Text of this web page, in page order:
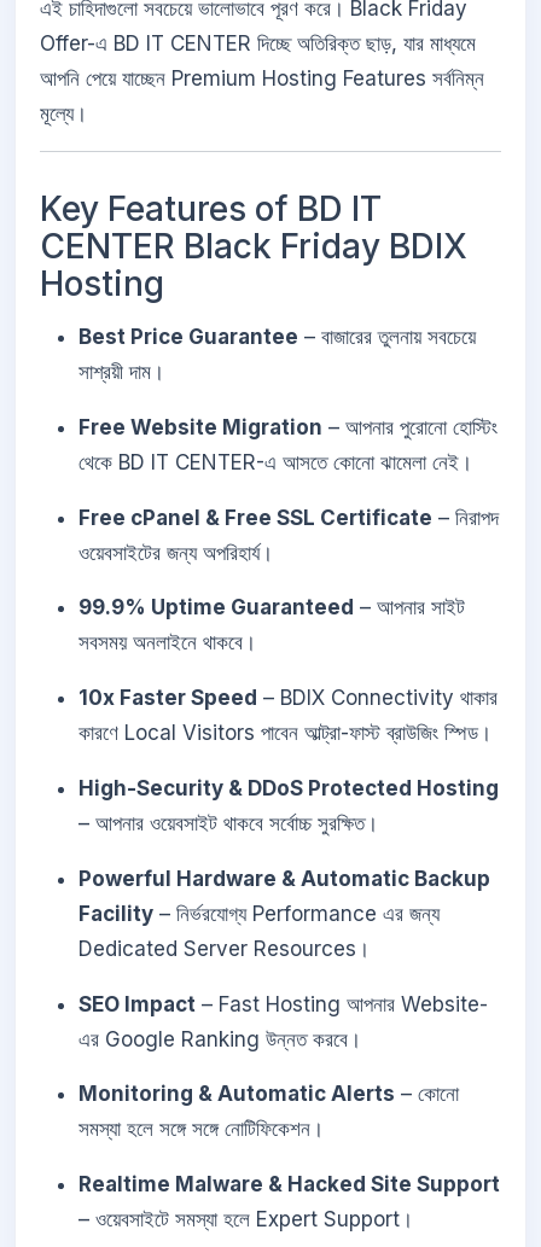
এই চাহিদাগুলো সবচেয়ে ভালোভাবে পূরণ করে। Black Friday
Offer-এ BD IT CENTER দিচ্ছে অতিরিক্ত ছাড়, যার মাধ্যমে
আপনি পেয়ে যাচ্ছেন Premium Hosting Features সর্বনিম্ন
মূল্যে।
Key Features of BD IT
CENTER Black Friday BDIX
Hosting
Best Price Guarantee – বাজারের তুলনায় সবচেয়ে
সাশ্রয়ী দাম।
Free Website Migration – আপনার পুরোনো হোস্টিং
থেকে BD IT CENTER-এ আসতে কোনো ঝামেলা নেই।
Free cPanel & Free SSL Certificate – নিরাপদ
ওয়েবসাইটের জন্য অপরিহার্য।
99.9% Uptime Guaranteed – আপনার সাইট
সবসময় অনলাইনে থাকবে।
10x Faster Speed – BDIX Connectivity থাকার
কারণে Local Visitors পাবেন আল্ট্রা-ফাস্ট ব্রাউজিং স্পিড।
High-Security & DDoS Protected Hosting
– আপনার ওয়েবসাইট থাকবে সর্বোচ্চ সুরক্ষিত।
Powerful Hardware & Automatic Backup
Facility – নির্ভরযোগ্য Performance এর জন্য
Dedicated Server Resources।
SEO Impact – Fast Hosting আপনার Website-
এর Google Ranking উন্নত করবে।
Monitoring & Automatic Alerts – কোনো
সমস্যা হলে সঙ্গে সঙ্গে নোটিফিকেশন।
Realtime Malware & Hacked Site Support
– ওয়েবসাইটে সমস্যা হলে Expert Support।